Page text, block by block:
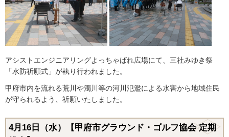
アシストエンジニアリングよっちゃばれ広場にて、三社みゆき祭
「水防祈願式」が執り行われました。
甲府市内を流れる荒川や濁川等の河川氾濫による水害から地域住民
が守られるよう、祈願いたしました。
4月16日（水）【甲府市グラウンド・ゴルフ協会 定期